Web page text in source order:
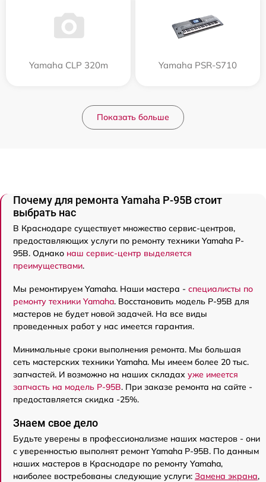
Yamaha CLP 320m Yamaha PSR-S710
Показать больше
Почему для ремонта Yamaha P-95B стоит
выбрать нас
В Краснодаре существует множество сервис-центров,
предоставляющих услуги по ремонту техники Yamaha P-
95B. Однако наш сервис-центр выделяется
преимуществами.
Мы ремонтируем Yamaha. Наши мастера - специалисты по
ремонту техники Yamaha. Восстановить модель P-95B для
мастеров не будет новой задачей. На все виды
проведенных работ у нас имеется гарантия.
Минимальные сроки выполнения ремонта. Мы большая
сеть мастерских техники Yamaha. Мы имеем более 20 тыс.
запчастей. И возможно на наших складах уже имеется
запчасть на модель P-95B. При заказе ремонта на сайте -
предоставляется скидка -25%.
Знаем свое дело
Будьте уверены в профессионализме наших мастеров - они
с уверенностью выполнят ремонт Yamaha P-95B. По данным
наших мастеров в Краснодаре по ремонту Yamaha,
наиболее востребованы следующие услуги: Замена экрана,